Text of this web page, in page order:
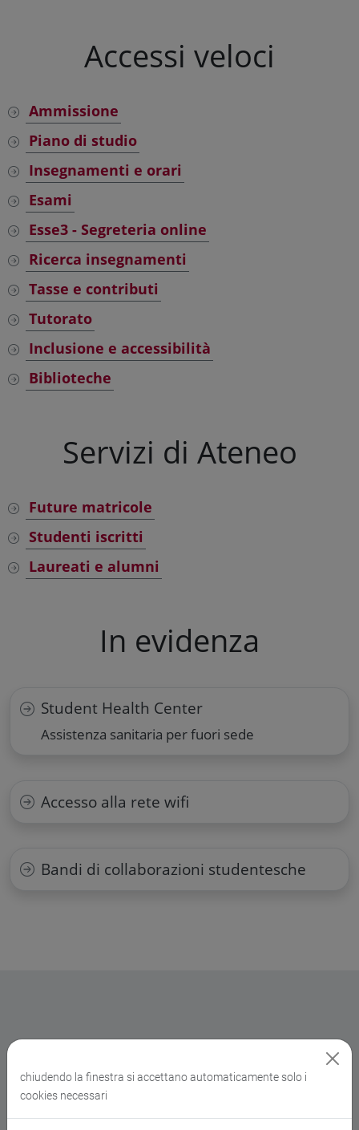
Accessi veloci
Ammissione
Piano di studio
Insegnamenti e orari
Esami
Esse3 - Segreteria online
Ricerca insegnamenti
Tasse e contributi
Tutorato
Inclusione e accessibilità
Biblioteche
Servizi di Ateneo
Future matricole
Studenti iscritti
Laureati e alumni
In evidenza
Student Health Center
Assistenza sanitaria per fuori sede
Accesso alla rete wifi
Bandi di collaborazioni studentesche
chiudendo la finestra si accettano automaticamente solo i
cookies necessari